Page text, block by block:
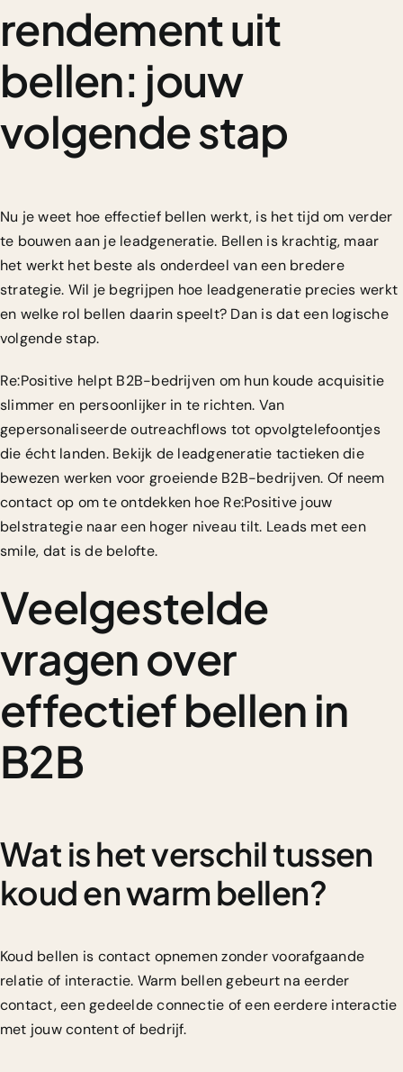
rendement uit
bellen: jouw
volgende stap
Nu je weet hoe effectief bellen werkt, is het tijd om verder
te bouwen aan je leadgeneratie. Bellen is krachtig, maar
het werkt het beste als onderdeel van een bredere
strategie. Wil je begrijpen hoe leadgeneratieprecies werkt
en welke rol bellen daarin speelt? Dan is dat een logische
volgende stap.
Re:Positive helpt B2B-bedrijven om hun koude acquisitie
slimmer en persoonlijker in te richten. Van
gepersonaliseerde outreachflows tot opvolgtelefoontjes
die écht landen. Bekijk de leadgeneratie tactiekendie
bewezen werken voor groeiende B2B-bedrijven. Of neem
contact op om te ontdekken hoe Re:Positive jouw
belstrategie naar een hoger niveau tilt. Leads met een
smile, dat is de belofte.
Veelgestelde
vragen over
effectief bellen in
B2B
Wat is het verschil tussen
koud en warm bellen?
Koud bellen is contact opnemen zonder voorafgaande
relatie of interactie. Warm bellen gebeurt na eerder
contact, een gedeelde connectie of een eerdere interactie
met jouw content of bedrijf.